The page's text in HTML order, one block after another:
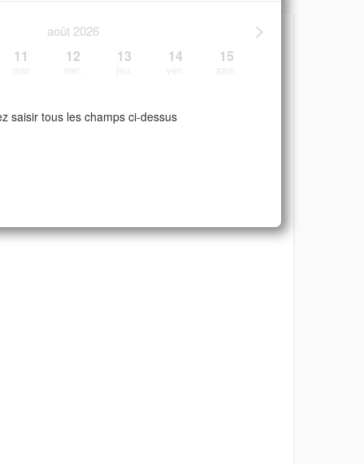
>
août 2026
11 12 13 14 15
saisir tous les champs ci-dessus